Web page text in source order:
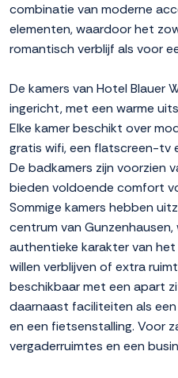
combinatie van moderne
elementen, waardoor het
romantisch verblijf als voor
De kamers van Hotel Blauer
ingericht, met een warme
Elke kamer beschikt over
gratis wifi, een flatscreen-tv
De badkamers zijn voorzien
bieden voldoende comfort
Sommige kamers hebben
centrum van
authentieke karakter van
willen verblijven of extra
beschikbaar met een apart
daarnaast faciliteiten als
en een fietsenstalling. Voor
vergaderruimtes en een